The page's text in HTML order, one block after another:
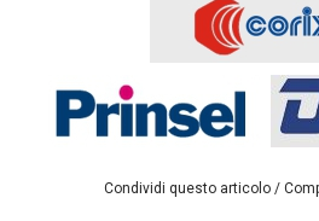
Condividi questo articolo /